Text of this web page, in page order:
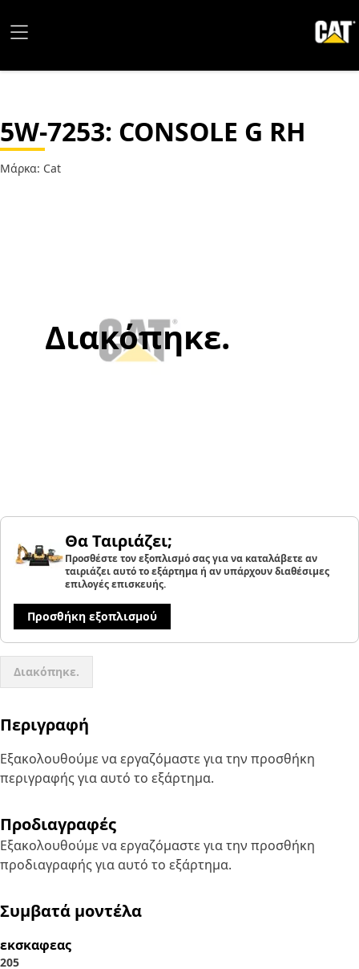
5W-7253: CONSOLE G RH
Μάρκα: Cat
Διακόπηκε.
Θα Ταιριάζει;
Προσθέστε τον εξοπλισμό σας για να καταλάβετε αν
ταιριάζει αυτό το εξάρτημα ή αν υπάρχουν διαθέσιμες
επιλογές επισκευής.
Προσθήκη εξοπλισμού
Διακόπηκε.
Περιγραφή
Εξακολουθούμε να εργαζόμαστε για την προσθήκη
περιγραφής για αυτό το εξάρτημα.
Προδιαγραφές
Εξακολουθούμε να εργαζόμαστε για την προσθήκη
προδιαγραφής για αυτό το εξάρτημα.
Συμβατά μοντέλα
εκσκαφεας
205